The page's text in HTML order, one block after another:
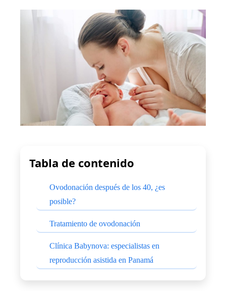
Tabla de contenido
Ovodonación después de los 40, ¿es
posible?
Tratamiento de ovodonación
Clínica Babynova: especialistas en
reproducción asistida en Panamá